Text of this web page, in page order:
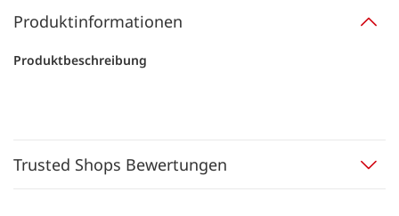
Produktinformationen
Produktbeschreibung
Trusted Shops Bewertungen